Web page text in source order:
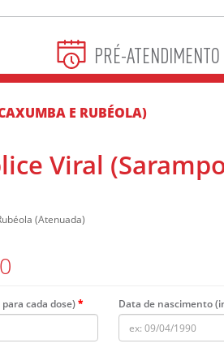
PRÉ-ATENDIMENTO
E RUBÉOLA)
Viral
(Atenuada)
cada dose) Data de nascimento